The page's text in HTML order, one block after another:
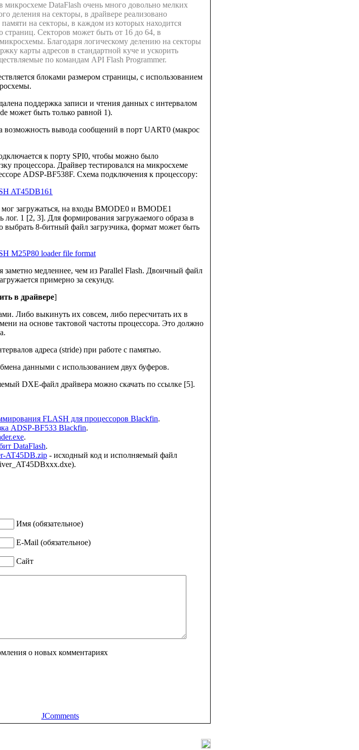
микросхеме DataFlash очень много довольно мелких
деления на секторы, в драйвере реализовано
памяти на секторы, в каждом из которых находится
страниц. Секторов может быть от 16 до 64, в
Благодаря логическому делению на секторы
карты адресов в стандартной куче и ускорить
по командам API Flash Programmer.
блоками размером страницы, с использованием
поддержка записи и чтения данных с интервалом
может быть только равной 1).
возможность вывода сообщений в порт UART0 (макрос
к порту SPI0, чтобы можно было
процессора. Драйвер тестировался на микросхеме
ADSP-BF538F. Схема подключения к процессору:
загружаться, на входы BMODE0 и BMODE1
лог. 1 [2, 3]. Для формирования загружаемого образа в
выбрать 8-битный файл загрузчика, формат может быть
заметно медленнее, чем из Parallel Flash. Двоичный файл
примерно за секунду.
в драйвере]
Либо выкинуть их совсем, либо пересчитать их в
на основе тактовой частоты процессора. Это должно
адреса (stride) при работе с памятью.
данными с использованием двух буферов.
DXE-файл драйвера можно скачать по ссылке [5].
FLASH для процессоров Blackfin.
ADSP-BF533 Blackfin.
.
DataFlash.
AT45DB.zip - исходный код и исполняемый файл
Имя (обязательное)
E-Mail (обязательное)
Сайт
о новых комментариях
JComments